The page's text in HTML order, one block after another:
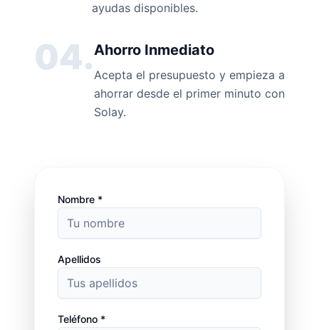
ayudas disponibles.
04.Ahorro Inmediato
Acepta el presupuesto y empieza a
ahorrar desde el primer minuto con
Solay.
Nombre *
Apellidos
Teléfono *